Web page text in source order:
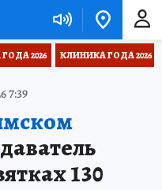
2026 КЛИНИКА ГОДА 2026
7:39
130